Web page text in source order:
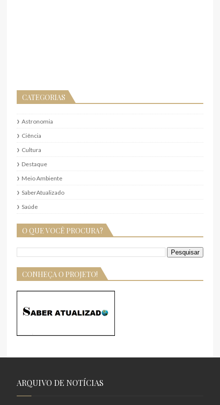
CATEGORIAS
Astronomia
Ciência
Cultura
Destaque
Meio Ambiente
SaberAtualizado
Saúde
O QUE VOCÊ PROCURA?
CONHEÇA O PROJETO!
ARQUIVO DE NOTÍCIAS